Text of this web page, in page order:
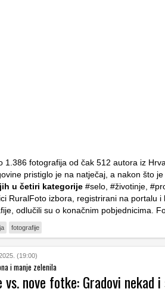
1.386 fotografija od čak 512 autora iz
pristiglo je na natječaj, a nakon što
u četiri kategorije #selo, #životinje,
RuralFoto izbora, registrirani na portalu i
odlučili su o konačnim pobjednicima.
fotografije
(19:00)
i manje zelenila
vs. nove fotke: Gradovi nekad i